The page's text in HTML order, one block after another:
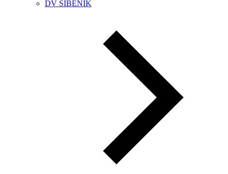
DV ŠIBENIK